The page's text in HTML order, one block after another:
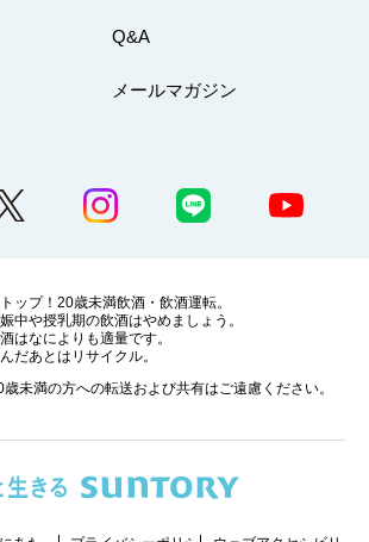
Q&A
メールマガジン
ップ！20歳未満飲酒・飲酒運転。
中や授乳期の飲酒はやめましょう。
はなによりも適量です。
だあとはリサイクル。
未満の方への転送および共有はご遠慮ください。